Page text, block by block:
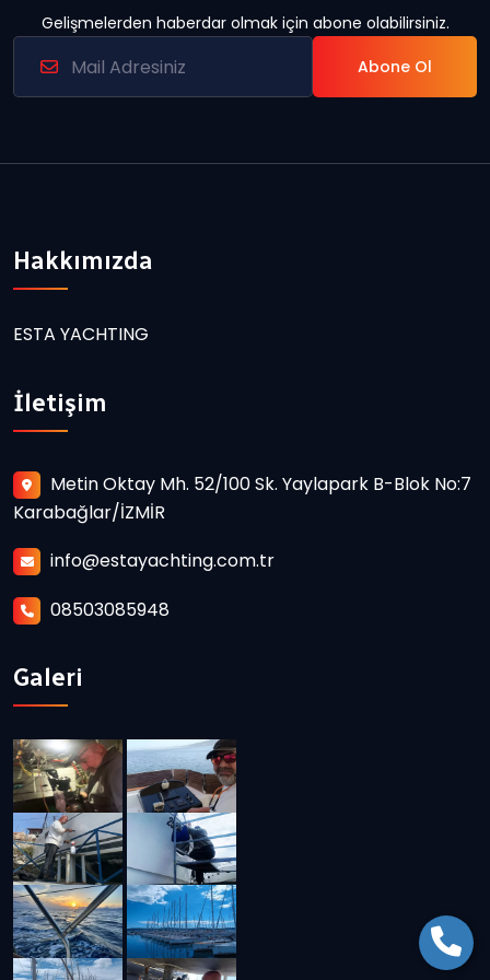
Gelişmelerden haberdar olmak için abone olabilirsiniz.
Abone Ol
Hakkımızda
ESTA YACHTING
İletişim
Metin Oktay Mh. 52/100 Sk. Yaylapark B-Blok No:7
Karabağlar/İZMİR
info@estayachting.com.tr
08503085948
Galeri